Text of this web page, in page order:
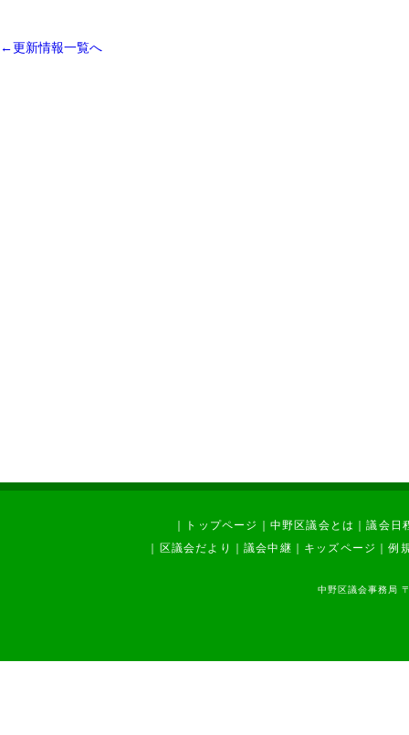
←更新情報一覧へ
トップページ 中野区議会とは ｜議会日
区議会だより ｜議会中継 キッズページ ｜例
中野区議会事務局